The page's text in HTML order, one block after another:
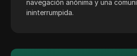
Telegram
Anuncios de TikTok
navegación anónima y una
ininterrumpida.